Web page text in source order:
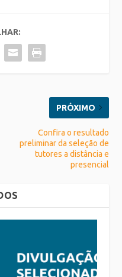
PRÓXIMO
Confira o resultado
preliminar da seleção de
tutores a distância e
presencial